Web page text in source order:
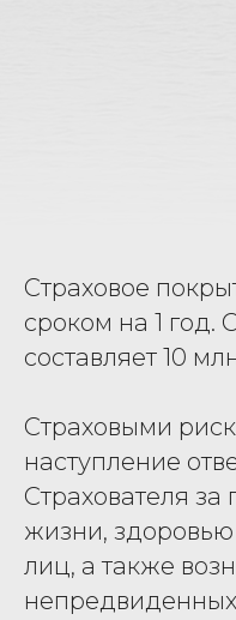
Страховое
сроком на 1 год.
составляет 10
Страховыми
наступление
Страхователя
жизни, здоровью
лиц, а также